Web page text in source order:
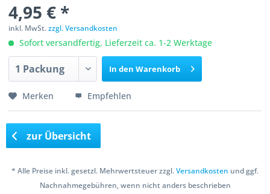
4,95 € *
inkl. MwSt.zzgl. Versandkosten
Sofort versandfertig, Lieferzeit ca. 1-2 Werktage
In den Warenkorb
Merken Empfehlen
zur Übersicht
* Alle Preise inkl. gesetzl. Mehrwertsteuer zzgl.Versandkosten und ggf.
Nachnahmegebühren, wenn nicht anders beschrieben